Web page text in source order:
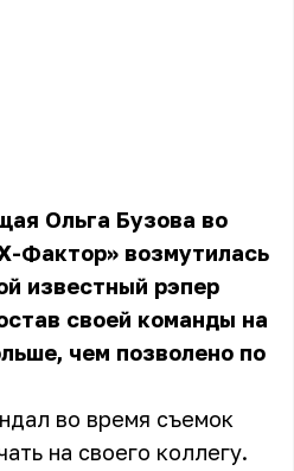
Ольга Бузова во
Фактор» возмутилась
известный рэпер
своей команды на
чем позволено по
во время съемок
на своего коллегу.